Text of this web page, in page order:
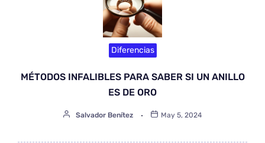
Diferencias
MÉTODOS INFALIBLES PARA SABER SI UN ANILLO
ES DE ORO
Salvador Benítez May 5, 2024